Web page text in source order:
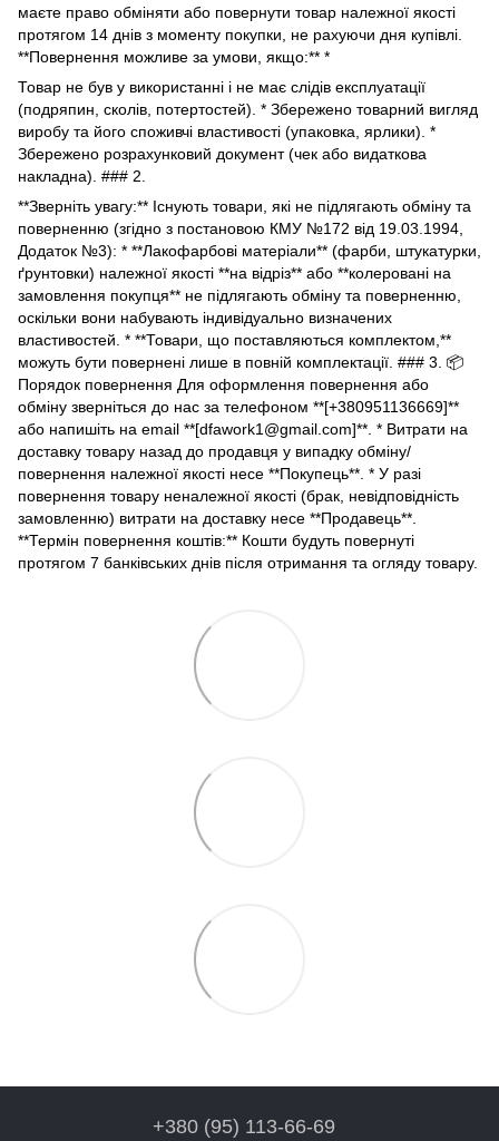
маєте право обміняти або повернути товар належної якості
протягом 14 днів з моменту покупки, не рахуючи дня купівлі.
**Повернення можливе за умови, якщо:** *
Товар не був у використанні і не має слідів експлуатації
(подряпин, сколів, потертостей). * Збережено товарний вигляд
виробу та його споживчі властивості (упаковка, ярлики). *
Збережено розрахунковий документ (чек або видаткова
накладна). ### 2.
**Зверніть увагу:** Існують товари, які не підлягають обміну та
поверненню (згідно з постановою КМУ №172 від 19.03.1994,
Додаток №3): * **Лакофарбові матеріали** (фарби, штукатурки,
ґрунтовки) належної якості **на відріз** або **колеровані на
замовлення покупця** не підлягають обміну та поверненню,
оскільки вони набувають індивідуально визначених
властивостей. * **Товари, що поставляються комплектом,**
можуть бути повернені лише в повній комплектації. ### 3. 📦
Порядок повернення Для оформлення повернення або
обміну зверніться до нас за телефоном **[+380951136669]**
або напишіть на email **[dfawork1@gmail.com]**. * Витрати на
доставку товару назад до продавця у випадку обміну/
повернення належної якості несе **Покупець**. * У разі
повернення товару неналежної якості (брак, невідповідність
замовленню) витрати на доставку несе **Продавець**.
**Термін повернення коштів:** Кошти будуть повернуті
протягом 7 банківських днів після отримання та огляду товару.
+380 (95) 113-66-69